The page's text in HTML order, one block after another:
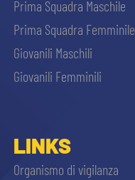
Prima Squadra Maschile
Prima Squadra Femminile
Giovanili Maschili
Giovanili Femminili
LINKS
Organismo di vigilanza